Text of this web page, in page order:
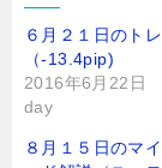
６月２１日のト
（-13.4pip)
2016年6月22日
day
８月１５日のマ